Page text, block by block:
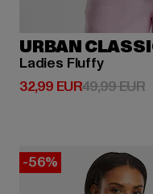
URBAN
Ladies Fluffy
32,99 EUR
Derzeitiger Preis:
49,99 EUR
-56%